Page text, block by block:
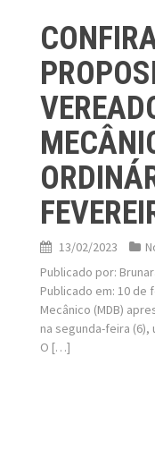
13/02/2023
Publicado por:
Publicado em: 10 de
Mecânico (MDB)
na segunda-feira
O […]